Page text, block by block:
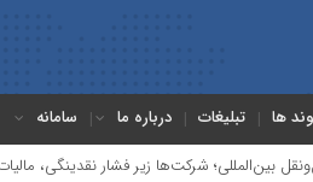
ها تبلیغات درباره ما سامانه
زیر فشار نقدینگی، مالیات و افت عملیات